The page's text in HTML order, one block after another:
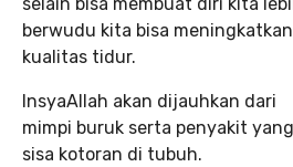
selain bisa membuat diri kita
berwudu kita bisa meningkatkan
kualitas tidur.
InsyaAllah akan dijauhkan dari
mimpi buruk serta penyakit
sisa kotoran di tubuh.